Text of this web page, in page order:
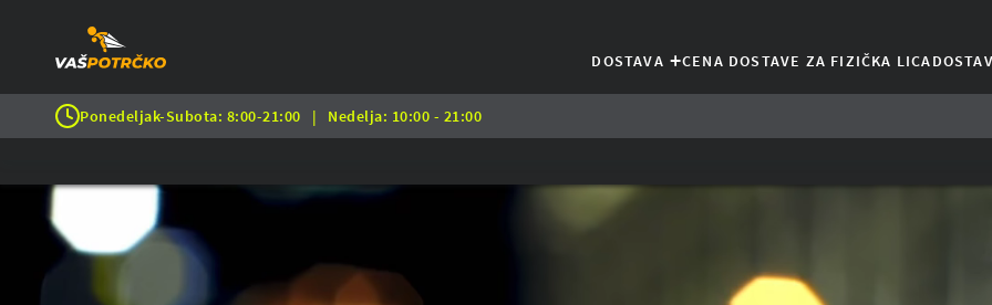
DOSTAVA +CENA DOSTAVE ZA FIZIČKA LICA
Ponedeljak-Subota: 8:00-21:00 | Nedelja: 10:00 - 21:00